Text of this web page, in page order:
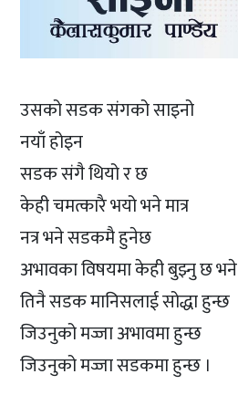
उसको सडक संगको साइनो
नयाँ होइन
सडक संगै थियो र छ
केही चमत्कारै भयो भने मात्र
नत्र भने सडकमै हुनेछ
अभावका विषयमा केही बुझ्नु छ भने
तिनै सडक मानिसलाई सोद्धा हुन्छ
जिउनुको मज्जा अभावमा हुन्छ
जिउनुको मज्जा सडकमा हुन्छ ।